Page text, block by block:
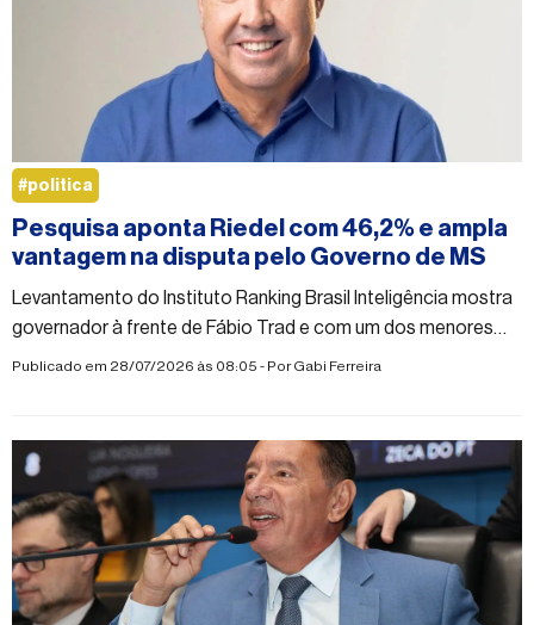
Pesquisa aponta Riedel com 46,2% e ampla
vantagem na disputa pelo Governo de MS
Levantamento do Instituto Ranking Brasil Inteligência mostra
governador à frente de Fábio Trad e com um dos menores
índices de rejeição entre os pré-candidatos
Publicado em 28/07/2026 às 08:05 - PorGabi Ferreira
#politica